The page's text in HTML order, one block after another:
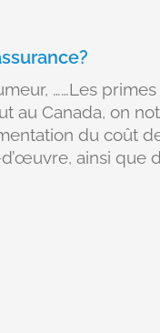
……Les primes
au Canada, on
du coût
ainsi que